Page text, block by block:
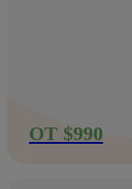
ОТ $990